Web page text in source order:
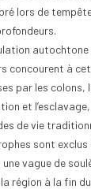
lors de
autochtone
concourent à
par les colons,
et
de vie
sont exclus
vague de
région à la fin du